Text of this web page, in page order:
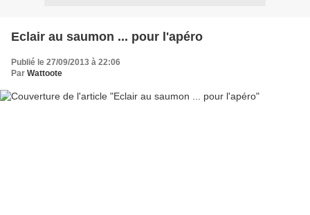
Eclair au saumon ... pour l'apéro
Publié le 27/09/2013 à 22:06
Par Wattoote